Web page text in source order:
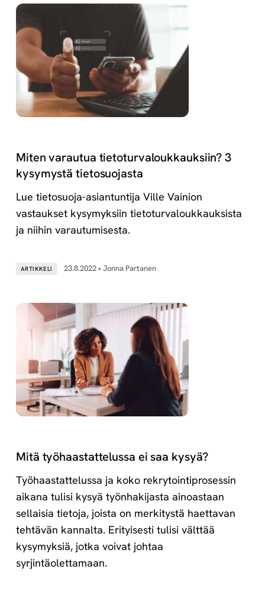
Miten varautua tietoturvaloukkauksiin? 3
kysymystä tietosuojasta
Lue tietosuoja-asiantuntija Ville Vainion
vastaukset kysymyksiin tietoturvaloukkauksista
ja niihin varautumisesta.
ARTIKKELI 23.8.2022 • Jonna Partanen
Mitä työhaastattelussa ei saa kysyä?
Työhaastattelussa ja koko rekrytointiprosessin
aikana tulisi kysyä työnhakijasta ainoastaan
sellaisia tietoja, joista on merkitystä haettavan
tehtävän kannalta. Erityisesti tulisi välttää
kysymyksiä, jotka voivat johtaa
syrjintäolettamaan.